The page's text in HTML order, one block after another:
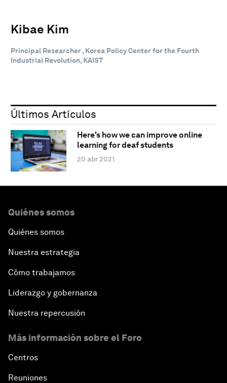
Kibae Kim
Principal Researcher , Korea Policy Center for the Fourth
Industrial Revolution, KAIST
Últimos Artículos
Here's how we can improve online
learning for deaf students
20 abr 2021
Quiénes somos
Quiénes somos
Nuestra estrategia
Cómo trabajamos
Liderazgo y gobernanza
Nuestra repercusión
Más información sobre el Foro
Centros
Reuniones